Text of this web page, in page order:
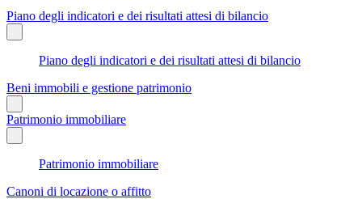
Piano degli indicatori e dei risultati attesi di bilancio
Piano degli indicatori e dei risultati attesi di bilancio
Beni immobili e gestione patrimonio
Patrimonio immobiliare
Patrimonio immobiliare
Canoni di locazione o affitto